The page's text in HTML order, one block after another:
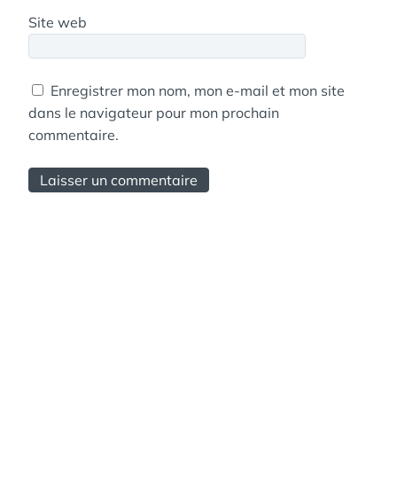
Site web
Enregistrer mon nom, mon e-mail et mon site
dans le navigateur pour mon prochain
commentaire.